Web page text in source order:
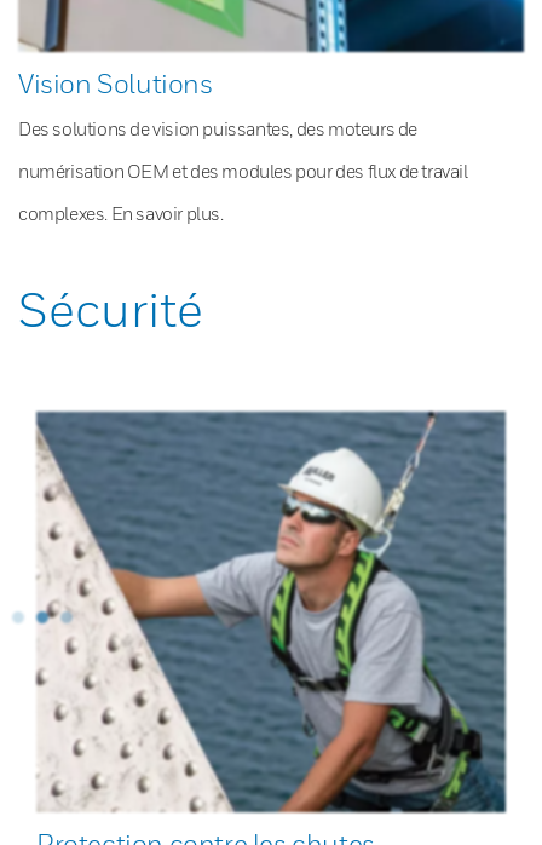
Vision Solutions
Des solutions de vision puissantes, des moteurs de
numérisation OEM et des modules pour des flux de travail
complexes. En savoir plus.
Sécurité